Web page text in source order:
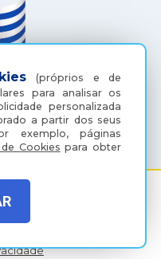
(próprios e de
para analisar os
personalizada
a partir dos seus
exemplo, páginas
Cookies para obter
6500
Araçatuba - SP, CEP: